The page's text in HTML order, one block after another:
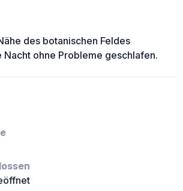
des botanischen Feldes
Nacht ohne Probleme geschlafen.